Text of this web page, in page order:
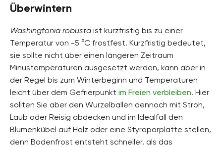
Überwintern
Washingtonia robusta ist kurzfristig bis zu einer
Temperatur von -5 °C frostfest. Kurzfristig bedeutet,
sie sollte nicht über einen längeren Zeitraum
Minustemperaturen ausgesetzt werden, kann aber in
der Regel bis zum Winterbeginn und Temperaturen
leicht über dem Gefrierpunkt im Freien verbleiben. Hier
sollten Sie aber den Wurzelballen dennoch mit Stroh,
Laub oder Reisig abdecken und im Idealfall den
Blumenkübel auf Holz oder eine Styroporplatte stellen,
denn Bodenfrost entsteht schneller, als das